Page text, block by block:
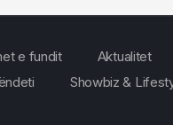
e fundit Aktualitet
Showbiz &